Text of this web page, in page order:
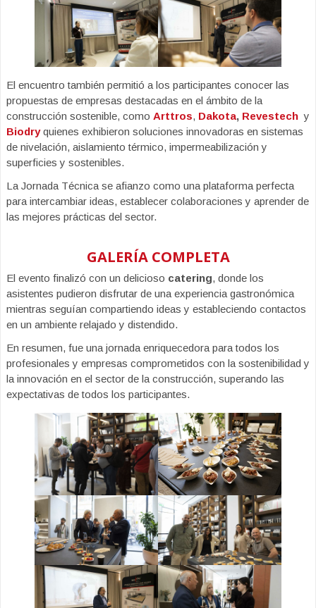
El encuentro también permitió a los participantes conocer las
propuestas de empresas destacadas en el ámbito de la
construcción sostenible, como Arttros, Dakota, Revestech y
Biodryquienes exhibieron soluciones innovadoras en sistemas
de nivelación, aislamiento térmico, impermeabilización y
superficies y sostenibles.
La Jornada Técnica se afianzo como una plataforma perfecta
para intercambiar ideas, establecer colaboraciones y aprender de
las mejores prácticas del sector.
GALERÍA COMPLETA
El evento finalizó con un delicioso catering, donde los
asistentes pudieron disfrutar de una experiencia gastronómica
mientras seguían compartiendo ideas y estableciendo contactos
en un ambiente relajado y distendido.
En resumen, fue una jornada enriquecedora para todos los
profesionales y empresas comprometidos con la sostenibilidad y
la innovación en el sector de la construcción, superando las
expectativas de todos los participantes.